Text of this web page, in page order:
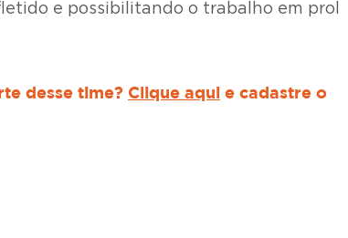
e possibilitando o trabalho em prol
desse time? Clique aqui e cadastre o